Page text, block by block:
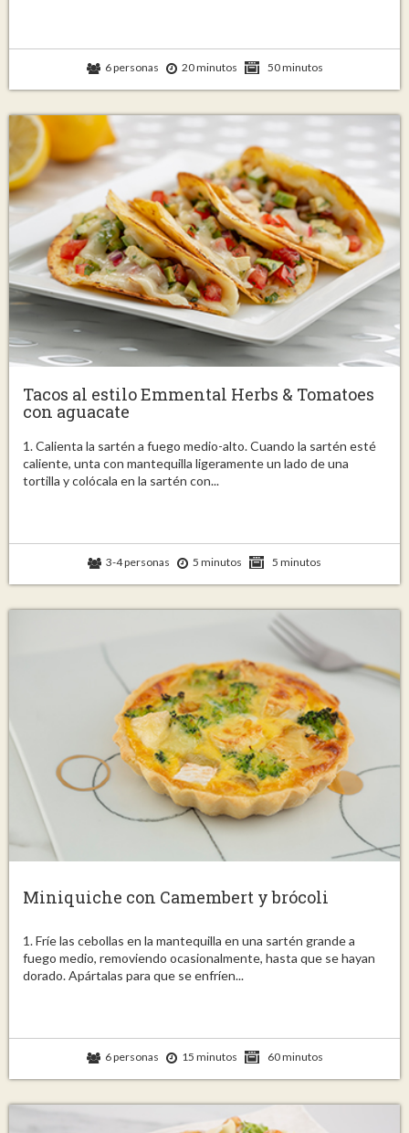
6 personas 20 minutos 50 minutos
Tacos al estilo Emmental Herbs & Tomatoes
con aguacate
1. Calienta la sartén a fuego medio-alto. Cuando la sartén esté
caliente, unta con mantequilla ligeramente un lado de una
tortilla y colócala en la sartén con...
3-4 personas 5 minutos 5 minutos
Miniquiche con Camembert y brócoli
1. Fríe las cebollas en la mantequilla en una sartén grande a
fuego medio, removiendo ocasionalmente, hasta que se hayan
dorado. Apártalas para que se enfríen...
6 personas 15 minutos 60 minutos